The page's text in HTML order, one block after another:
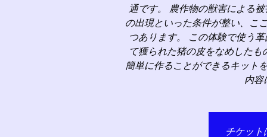
通です。 農作物の獣害による
の出現といった条件が整い、こ
つあります。 この体験で使う
て獲られた猪の皮をなめした
簡単に作ることができるキット
内容
チケット